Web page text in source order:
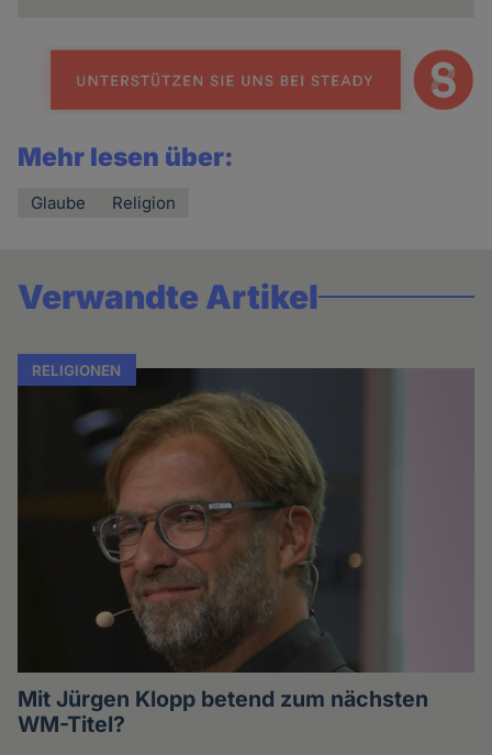
Mehr lesen über:
Glaube Religion
Verwandte Artikel
RELIGIONEN
Mit Jürgen Klopp betend zum nächsten
WM-Titel?